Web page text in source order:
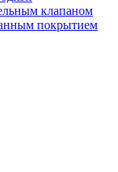
клапаном
покрытием